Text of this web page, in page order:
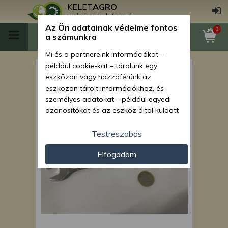
KELETAGRO
webshop.keletagro.hu
0
szerszám csillag-villás kulcs
16 mm
Az Ön adatainak védelme fontos
a számunkra
Mi és a partnereink információkat –
például cookie-kat – tárolunk egy
eszközön vagy hozzáférünk az
eszközön tárolt információkhoz, és
személyes adatokat – például egyedi
azonosítókat és az eszköz által küldött
személyre szabott hirdetések és
tartalom nyújtásához, hirdetés- és
tartalomméréshez, nézettségi adatok
gyűjtéséhez, valamint termékek
kifejlesztéséhez és a termékek
javításához. Az Ön engedélyével mi és a
Testreszabás
Elfogadom